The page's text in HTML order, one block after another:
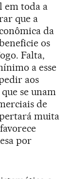
em toda a
que a
da
os
Falta,
a esse
aos
se unam
de
muita
por